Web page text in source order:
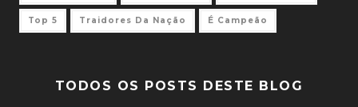
Top 5 Traidores Da Nação É Campeão
TODOS OS POSTS DESTE BLOG